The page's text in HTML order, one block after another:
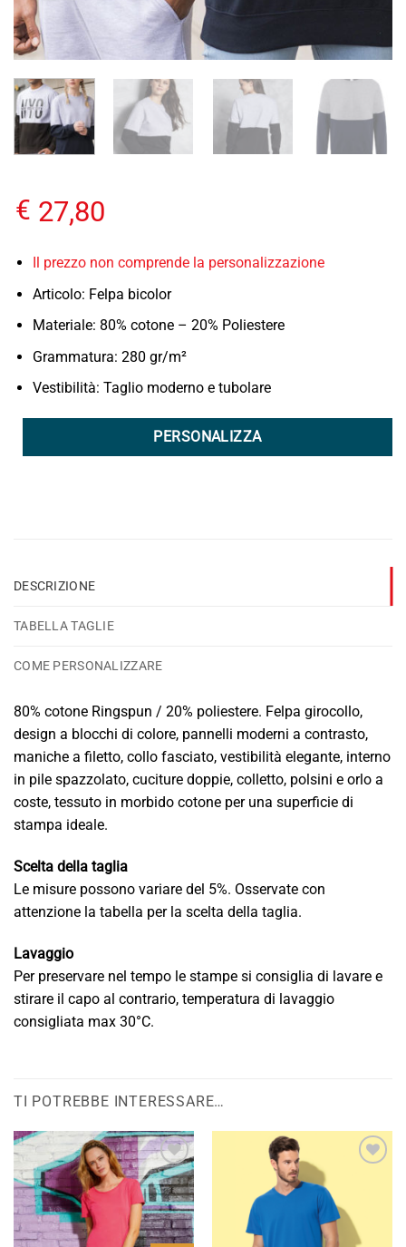
€ 27,80
Il prezzo non comprende la personalizzazione
Articolo: Felpa bicolor
Materiale: 80% cotone – 20% Poliestere
Grammatura: 280 gr/m²
Vestibilità: Taglio moderno e tubolare
PERSONALIZZA
DESCRIZIONE
TABELLA TAGLIE
COME PERSONALIZZARE
80% cotone Ringspun / 20% poliestere. Felpa girocollo,
design a blocchi di colore, pannelli moderni a contrasto,
maniche a filetto, collo fasciato, vestibilità elegante, interno
in pile spazzolato, cuciture doppie, colletto, polsini e orlo a
coste, tessuto in morbido cotone per una superficie di
stampa ideale.
Scelta della taglia
Le misure possono variare del 5%. Osservate con
attenzione la tabella per la scelta della taglia.
Lavaggio
Per preservare nel tempo le stampe si consiglia di lavare e
stirare il capo al contrario, temperatura di lavaggio
consigliata max 30°C.
TI POTREBBE INTERESSARE…
Aggiungi
alla lista
dei
desideri
desideri